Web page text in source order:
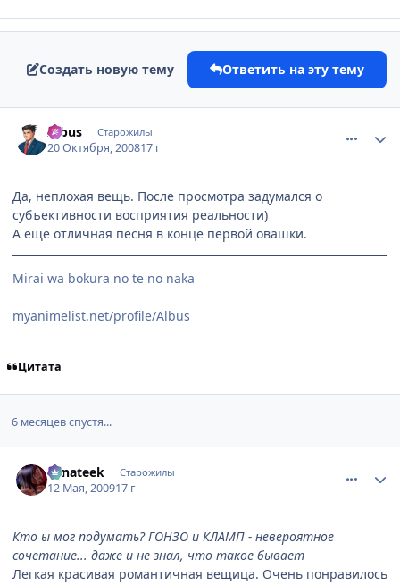
Создать новую тему Ответить на эту тему
Albus Старожилы
20 Октября, 200817 г
Да, неплохая вещь. После просмотра задумался о
субъективности восприятия реальности)
А еще отличная песня в конце первой овашки.
Mirai wa bokura no te no naka
myanimelist.net/profile/Albus
Цитата
6 месяцев спустя...
Fanateek Старожилы
12 Мая, 200917 г
Кто ы мог подумать? ГОНЗО и КЛАМП - невероятное
сочетание... даже и не знал, что такое бывает
Легкая красивая романтичная вещица. Очень понравилось